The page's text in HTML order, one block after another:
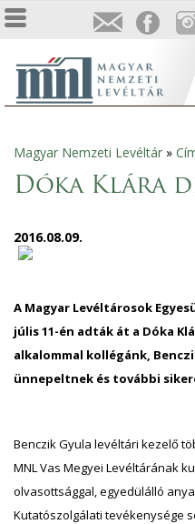
Jelenlegi
hely
Magyar Nemzeti Levéltár »
Dóka Klára
2016.08.09.
A Magyar Levéltárosok
júlis 11-én adták át a Dóka
alkalommal kollégánk,
ünnepeltnek és további
Benczik Gyula levéltári kezelő
MNL Vas Megyei Levéltárának
olvasottsággal, egyedülálló
Kutatószolgálati tevékenysége